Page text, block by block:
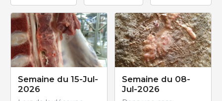
Semaine du 15-Jul-
2026
Semaine du 08-
Jul-2026